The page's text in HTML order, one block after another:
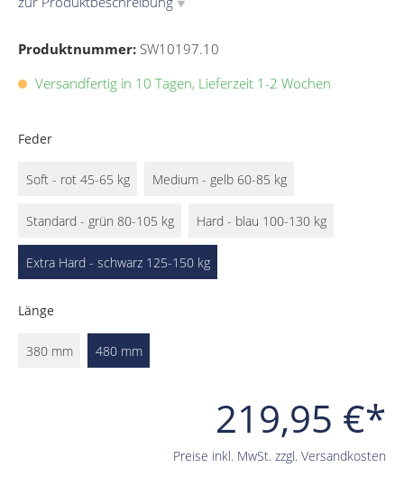
▼
Produktnummer: SW10197.10
219,95 €*
Preise inkl. MwSt. zzgl. Versandkosten
Versandfertig in 10 Tagen, Lieferzeit 1-2 Wochen
Feder
Soft - rot 45-65 kg Medium - gelb 60-85 kg
Standard - grün 80-105 kg Hard - blau 100-130 kg
Extra Hard - schwarz 125-150 kg
Länge
380 mm 480 mm